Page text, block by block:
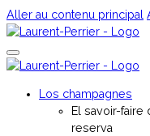
Aller au contenu principal
Los champagnes
El savoir-
reserva